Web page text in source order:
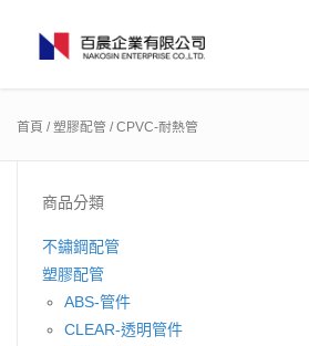
首頁 /塑膠配管 / CPVC-耐熱管
商品分類
不鏽鋼配管
塑膠配管
ABS-管件
CLEAR-透明管件